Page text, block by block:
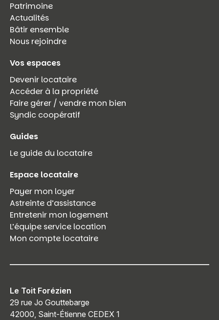
Patrimoine
Actualités
Bâtir ensemble
Nous rejoindre
Vos espaces
Devenir locataire
Accéder à la propriété
Faire gérer / vendre mon bien
Syndic coopératif
Guides
Le guide du locataire
Espace locataire
Payer mon loyer
Astreinte d’assistance
Entretenir mon logement
L’équipe service location
Mon compte locataire
Le Toit Forézien
29 rue Jo Gouttebarge
42000, Saint-Étienne CEDEX 1